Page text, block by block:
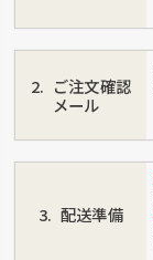
ご注文確認
メール
配送準備